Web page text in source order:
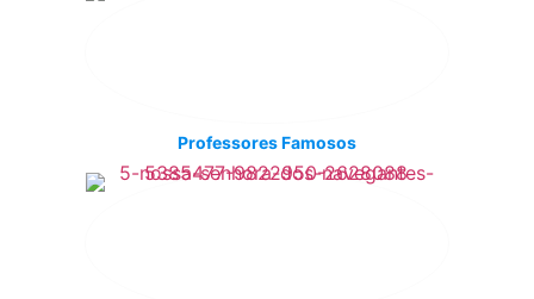
Professores Famosos